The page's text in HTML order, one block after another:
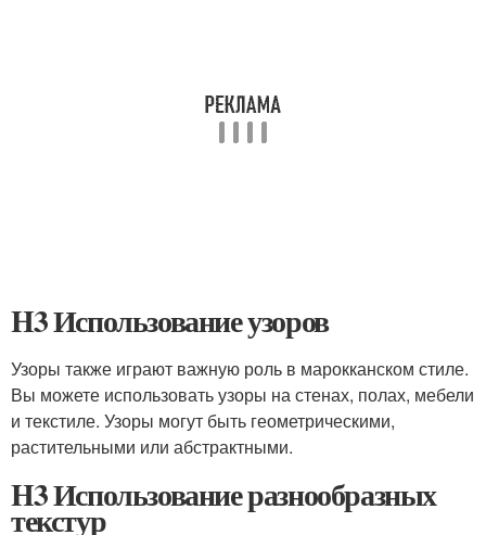
H3 Использование узоров
Узоры также играют важную роль в марокканском стиле.
Вы можете использовать узоры на стенах, полах, мебели
и текстиле. Узоры могут быть геометрическими,
растительными или абстрактными.
H3 Использование разнообразных
текстур